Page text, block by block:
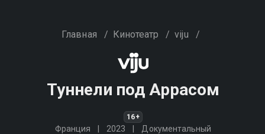
Главная / Кинотеатр / viju /
Туннели под Аррасом
16+
Франция 2023 Документальный